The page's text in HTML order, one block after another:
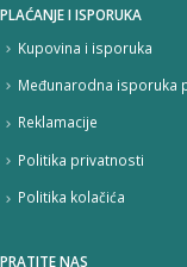
PLAĆANJE I ISPORUKA
Kupovina i isporuka
Međunarodna isporuka
Reklamacije
Politika privatnosti
Politika kolačića
PRATITE NAS